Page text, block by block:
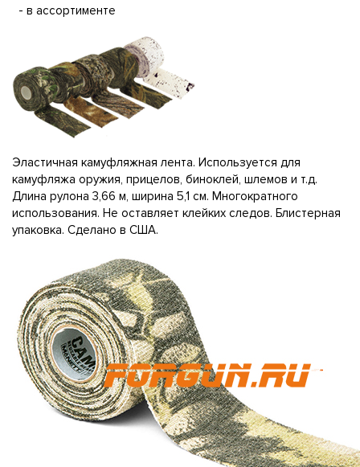
- в ассортименте
Эластичная камуфляжная лента. Используется для
камуфляжа оружия, прицелов, биноклей, шлемов и т.д.
Длина рулона 3,66 м, ширина 5,1 см. Многократного
использования. Не оставляет клейких следов. Блистерная
упаковка. Сделано в США.